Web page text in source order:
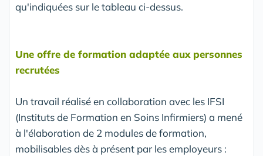
qu'indiquées sur le tableau ci-dessus.
Une offre de formation adaptée aux personnes
recrutées
Un travail réalisé en collaboration avec les IFSI
(Instituts de Formation en Soins Infirmiers) a mené
à l'élaboration de 2 modules de formation,
mobilisables dès à présent par les employeurs :